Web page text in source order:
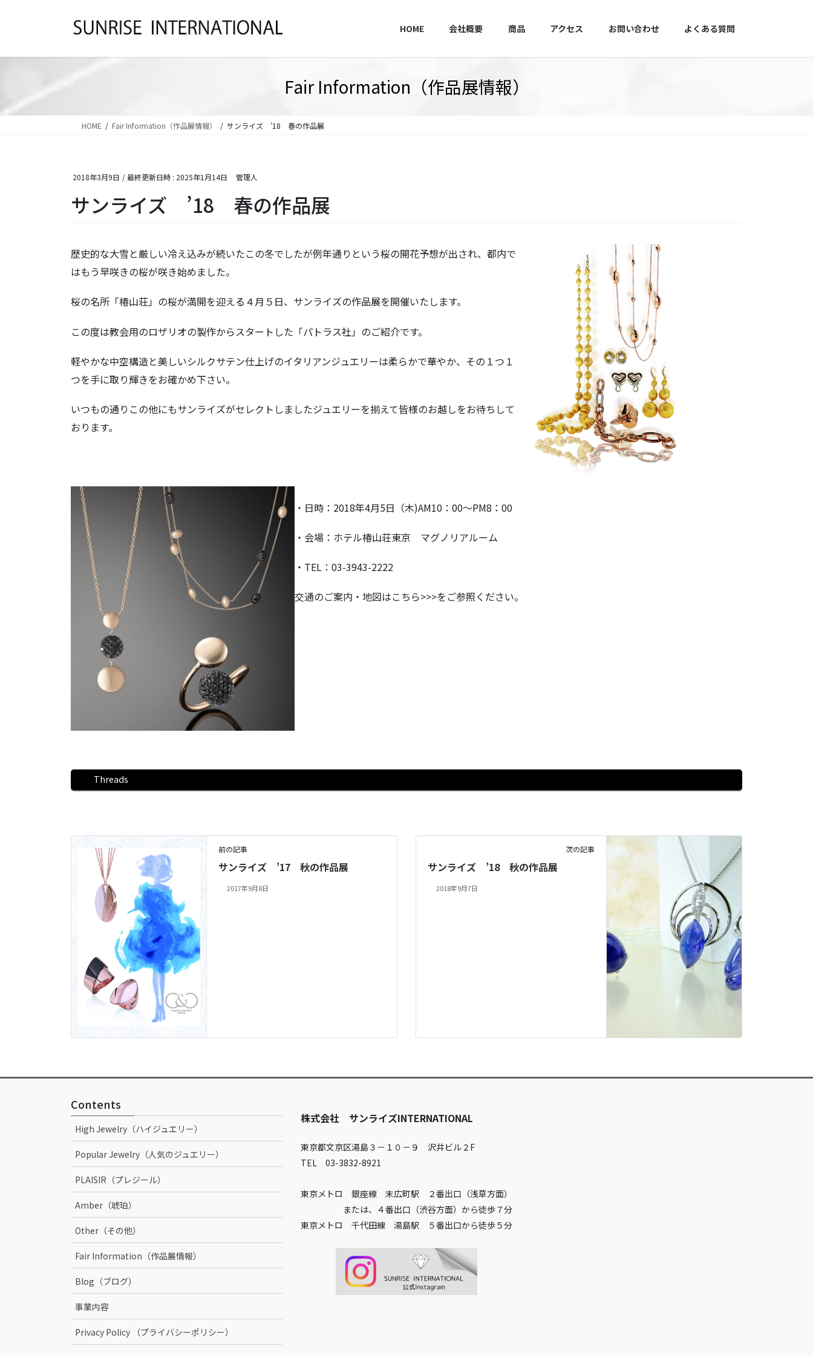
キ
に
HOME 会社概要 商品 アクセス お問い合わせ よくある質問
Fair Information（作品展情報）
HOME Fair Information（作品展情報） サンライズ ’18 春の作品展
2018年3月9日 / 最終更新日時 : 2025年1月14日 管理人
サンライズ ’18 春の作品展
歴史的な大雪と厳しい冷え込みが続いたこの冬でしたが例年通りという桜の開花予想が出され、都内で
はもう早咲きの桜が咲き始めました。
桜の名所「椿山荘」の桜が満開を迎える４月５日、サンライズの作品展を開催いたします。
この度は教会用のロザリオの製作からスタートした「パトラス社」のご紹介です。
軽やかな中空構造と美しいシルクサテン仕上げのイタリアンジュエリーは柔らかで華やか、その１つ１
つを手に取り輝きをお確かめ下さい。
いつもの通りこの他にもサンライズがセレクトしましたジュエリーを揃えて皆様のお越しをお待ちして
おります。
・日時：2018年4月5日（木)AM10：00～PM8：00
・会場：ホテル椿山荘東京 マグノリアルーム
・TEL：03-3943-2222
交通のご案内・地図はこちら>>>をご参照ください。
Threads
前の記事
サンライズ ’17 秋の作品展
2017年9月8日
次の記事
サンライズ ’18 秋の作品展
2018年9月7日
Contents
High Jewelry（ハイジュエリー）
Popular Jewelry（人気のジュエリー）
PLAISIR（プレジール）
Amber（琥珀）
Other（その他）
Fair Information（作品展情報）
Blog（ブログ）
事業内容
Privacy Policy （プライバシーポリシー）
株式会社 サンライズINTERNATIONAL
東京都文京区湯島３－１０－９ 沢井ビル２F
TEL 03-3832-8921
東京メトロ 銀座線 末広町駅 ２番出口（浅草方面）
または、４番出口（渋谷方面）から徒歩７分
東京メトロ 千代田線 湯島駅 ５番出口から徒歩５分